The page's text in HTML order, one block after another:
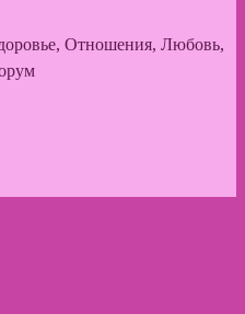
Отношения, Любовь,